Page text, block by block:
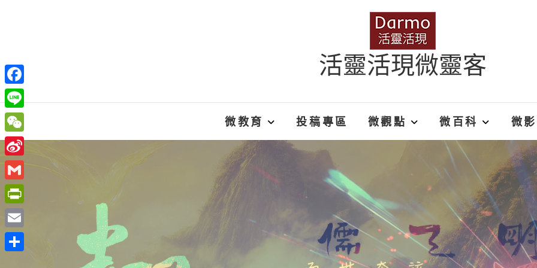
活靈活現微靈客
微教育 投稿專區 微觀點 微百科 微
F
a
c
e
b
o
o
k
L
i
n
e
W
e
C
h
a
t
S
i
n
a
W
G
m
a
P
r
i
E